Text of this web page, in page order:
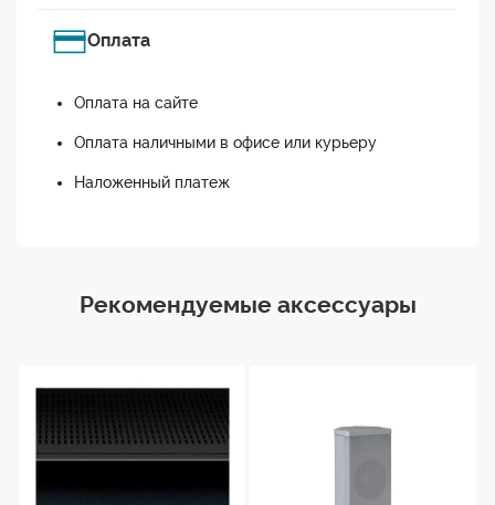
Оплата
Оплата на сайте
Оплата наличными в офисе или курьеру
Наложенный платеж
Рекомендуемые аксессуары